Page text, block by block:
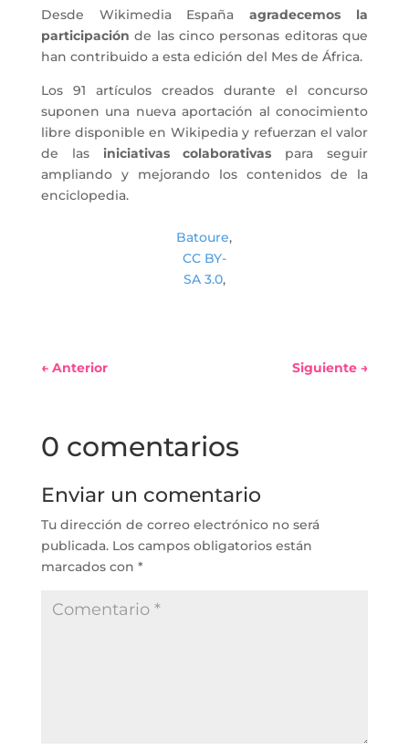
Desde Wikimedia Españaagradecemos la
participación de las cinco personas editoras que
han contribuido a esta edición del Mes de África.
Los 91 artículos creados durante el concurso
suponen una nueva aportación al conocimiento
libre disponible en Wikipedia y refuerzan el valor
de las iniciativas colaborativas para seguir
ampliando y mejorando los contenidos de la
enciclopedia.
Batoure,
CC BY-
SA 3.0,
← Anterior Siguiente →
0 comentarios
Enviar un comentario
Tu dirección de correo electrónico no será
publicada. Los campos obligatorios están
marcados con *